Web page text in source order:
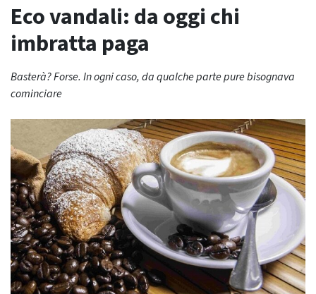
Eco vandali: da oggi chi
imbratta paga
Basterà? Forse. In ogni caso, da qualche parte pure bisognava
cominciare